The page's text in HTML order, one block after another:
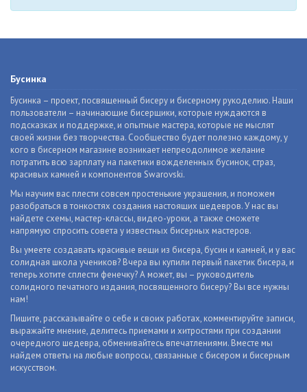
Бусинка
Бусинка – проект, посвященный бисеру и бисерному рукоделию. Наши
пользователи – начинающие бисерщики, которые нуждаются в
подсказках и поддержке, и опытные мастера, которые не мыслят
своей жизни без творчества. Сообщество будет полезно каждому, у
кого в бисерном магазине возникает непреодолимое желание
потратить всю зарплату на пакетики вожделенных бусинок, страз,
красивых камней и компонентов Swarovski.
Мы научим вас плести совсем простенькие украшения, и поможем
разобраться в тонкостях создания настоящих шедевров. У нас вы
найдете схемы, мастер-классы, видео-уроки, а также сможете
напрямую спросить совета у известных бисерных мастеров.
Вы умеете создавать красивые вещи из бисера, бусин и камней, и у вас
солидная школа учеников? Вчера вы купили первый пакетик бисера, и
теперь хотите сплести фенечку? А может, вы – руководитель
солидного печатного издания, посвященного бисеру? Вы все нужны
нам!
Пишите, рассказывайте о себе и своих работах, комментируйте записи,
выражайте мнение, делитесь приемами и хитростями при создании
очередного шедевра, обменивайтесь впечатлениями. Вместе мы
найдем ответы на любые вопросы, связанные с бисером и бисерным
искусством.